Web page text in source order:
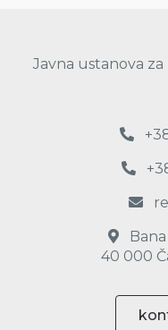
Javna ustanova
40 000